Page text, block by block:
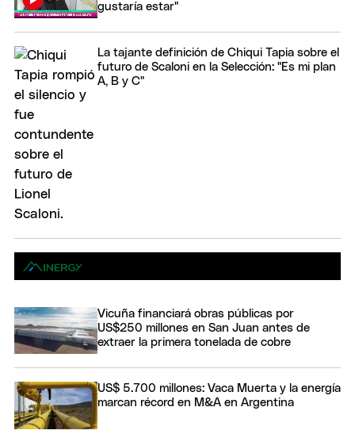
gustaría estar"
La tajante definición de Chiqui Tapia sobre el
futuro de Scaloni en la Selección: "Es mi plan
A, B y C"
Vicuña financiará obras públicas por
US$250 millones en San Juan antes de
extraer la primera tonelada de cobre
US$ 5.700 millones: Vaca Muerta y la energía
marcan récord en M&A en Argentina